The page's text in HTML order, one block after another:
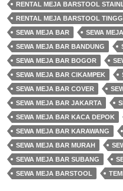
RENTAL MEJA BARSTOOL
RENTAL MEJA BARSTOOL
SEWA MEJA BAR
SEWA
SEWA MEJA BAR BANDUNG
SEWA MEJA BAR BOGOR
SEWA MEJA BAR CIKAMPEK
SEWA MEJA BAR COVER
SEWA MEJA BAR JAKARTA
SEWA MEJA BAR KACA DEPOK
SEWA MEJA BAR KARAWANG
SEWA MEJA BAR MURAH
SEWA MEJA BAR SUBANG
SEWA MEJA BARSTOOL